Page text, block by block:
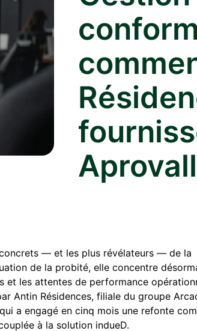
Aprovall
— et les plus révélateurs — de la
de la probité, elle concentre
et les attentes de performance
Antin Résidences, filiale du groupe
a engagé en cinq mois une refonte
à la solution indueD.